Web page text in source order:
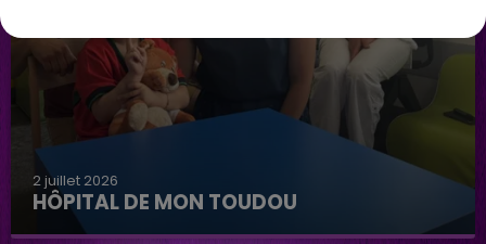
2 juillet 2026
HÔPITAL DE MON TOUDOU
Hôpital de mon Toudou